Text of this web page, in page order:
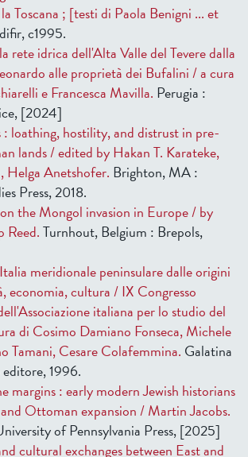
Toscana ; [testi di Paola Benigni ... et
c1995.
rete idrica dell'Alta Valle del Tevere dalla
alle proprietà dei Bufalini / a cura
e Francesca Mavilla. Perugia :
[2024]
loathing, hostility, and distrust in pre-
lands / edited by Hakan T. Karateke,
Helga Anetshofer. Brighton, MA :
Press, 2018.
the Mongol invasion in Europe / by
Reed.Turnhout, Belgium : Brepols,
meridionale peninsulare dalle origini
economia, cultura / IX Congresso
italiana per lo studio del
di Cosimo Damiano Fonseca, Michele
Tamani, Cesare Colafemmina. Galatina
1996.
margins : early modern Jewish historians
Ottoman expansion / Martin Jacobs.
of Pennsylvania Press, [2025]
cultural exchanges between East and